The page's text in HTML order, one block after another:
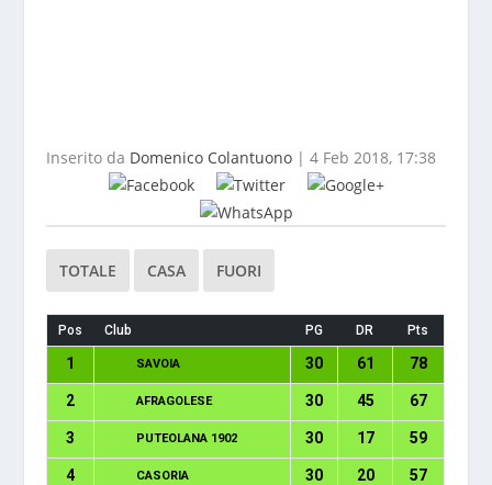
Inserito da Domenico Colantuono |4 Feb 2018, 17:38
TOTALE CASA FUORI
Pos Club PG DR Pts
1 SAVOIA 30 61 78
2 AFRAGOLESE 30 45 67
3 PUTEOLANA 1902 30 17 59
4 CASORIA 30 20 57